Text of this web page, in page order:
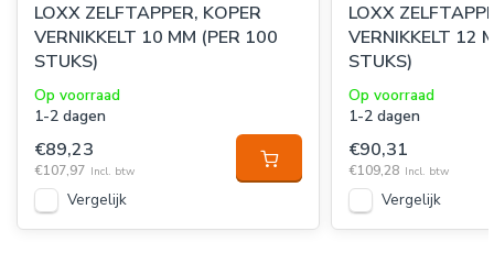
LOXX ZELFTAPPER, KOPER
VERNIKKELT 10 MM (PER 100
STUKS)
Op voorraad
1-2 dagen
€89,23
€107,97 Incl. btw
Vergelijk
LOXX
VERNIKKELT 12
STUKS)
Op voorraad
1-2 dagen
€90,31
€109,28 Incl. btw
Vergelijk